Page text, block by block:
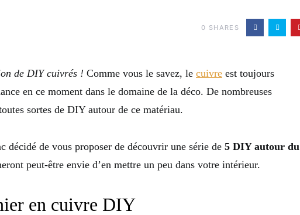
0 SHARES
de DIY cuivrés ! Comme vous le savez, le cuivre est toujours
en ce moment dans le domaine de la déco. De nombreuses
sortes de DIY autour de ce matériau.
décidé de vous proposer de découvrir une série de 5 DIY autour du
peut-être envie d’en mettre un peu dans votre intérieur.
en cuivre DIY